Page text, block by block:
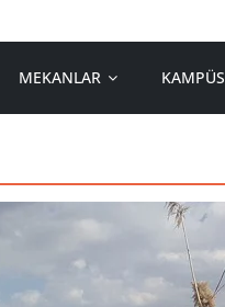
MEKANLAR KAMPÜS